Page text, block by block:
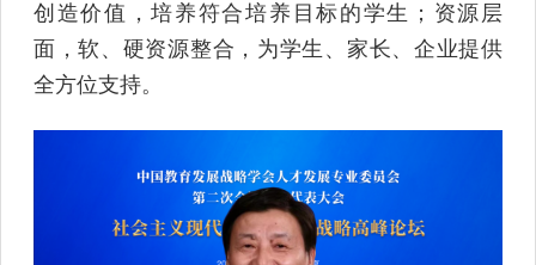
创造价值，培养符合培养目标的学生；资源层
面，软、硬资源整合，为学生、家长、企业提供
全方位支持。